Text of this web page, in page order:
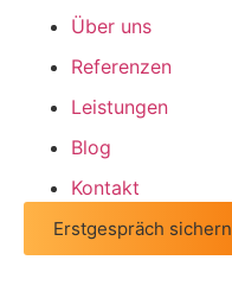
Über uns
Referenzen
Leistungen
Blog
Kontakt
Erstgespräch sichern